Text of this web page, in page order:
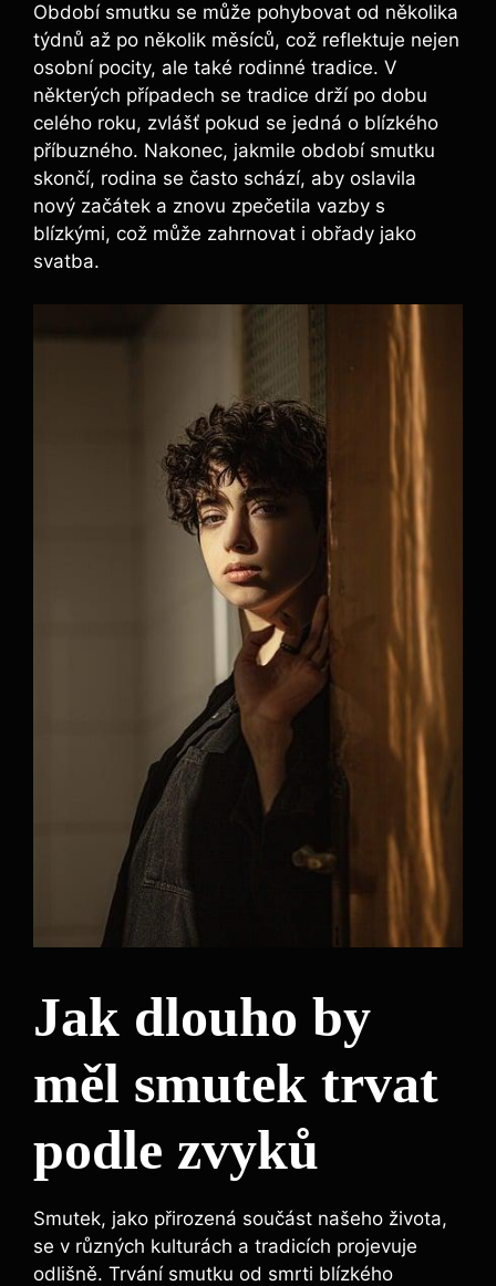
Období smutku se může pohybovat od několika
týdnů až po několik měsíců, což reflektuje nejen
osobní pocity, ale také rodinné tradice. V
některých případech se tradice drží po dobu
celého roku, zvlášť pokud se jedná o blízkého
příbuzného. Nakonec, jakmile období smutku
skončí, rodina se často schází, aby oslavila
nový začátek a znovu zpečetila vazby s
blízkými, což může zahrnovat i obřady jako
svatba.
Jak dlouho by
měl smutek trvat
podle zvyků
Smutek, jako přirozená součást našeho života,
se v různých kulturách a tradicích projevuje
odlišně. Trvání smutku od smrti blízkého